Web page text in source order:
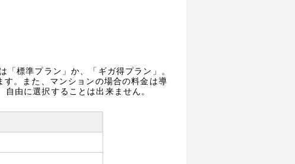
標準プラン」か、「ギガ得プラン」。
。また、マンションの場合の料金は導
由に選択することは出来ません。